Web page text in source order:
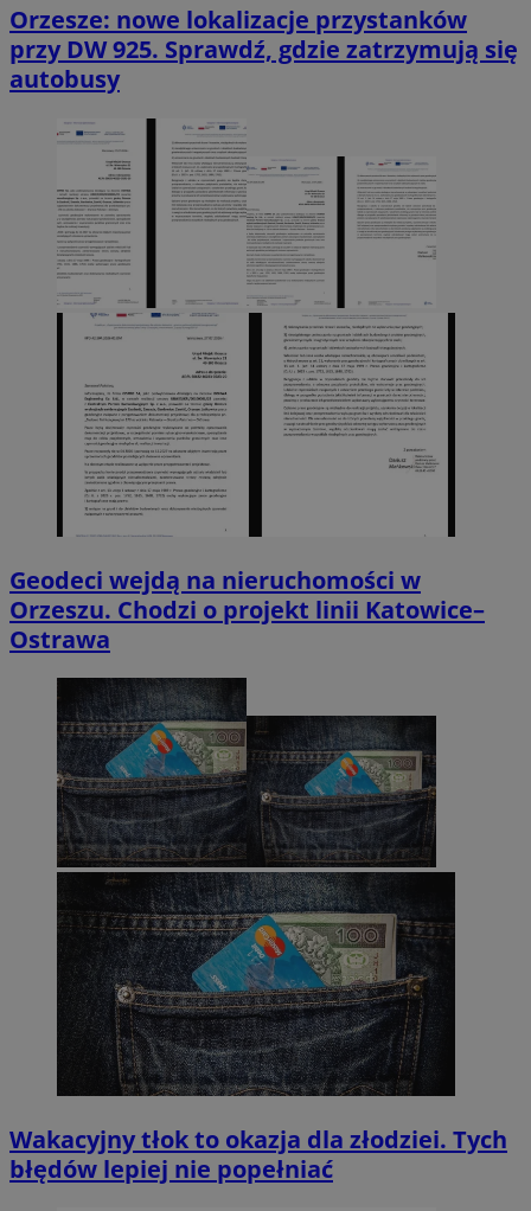
Orzesze: nowe lokalizacje przystanków
przy DW 925. Sprawdź, gdzie zatrzymują się
autobusy
Geodeci wejdą na nieruchomości w
Orzeszu. Chodzi o projekt linii Katowice–
Ostrawa
Wakacyjny tłok to okazja dla złodziei. Tych
błędów lepiej nie popełniać